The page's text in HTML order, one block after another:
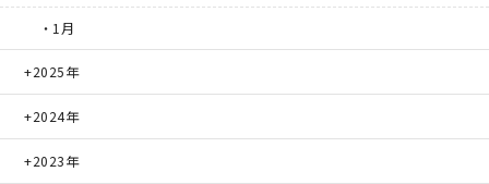
・1月
2025年
2024年
2023年